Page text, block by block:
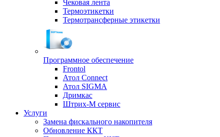
Чековая лента
Термоэтикетки
Термотрансферные этикетки
Программное обеспечение
Frontol
Атол Connect
Атол SIGMA
Дримкас
Штрих-М сервис
Услуги
Замена фискального накопителя
Обновление ККТ